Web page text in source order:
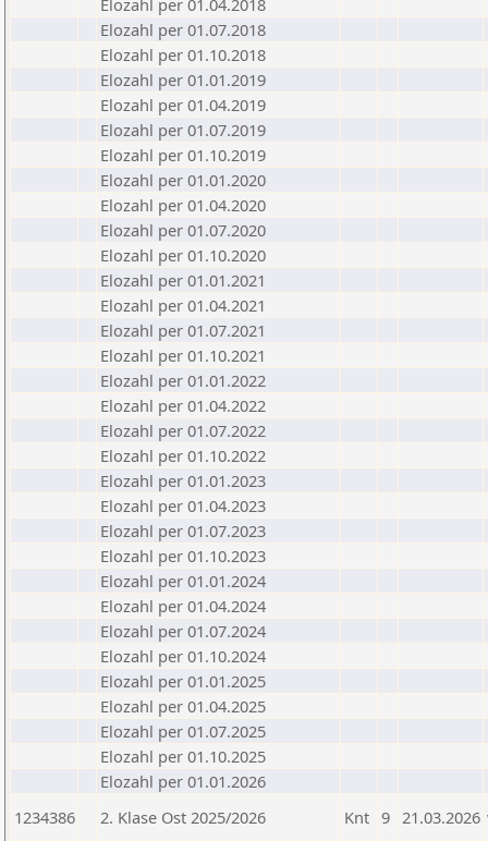
Elozahl per 01.04.2018
Elozahl per 01.07.2018
Elozahl per 01.10.2018
Elozahl per 01.01.2019
Elozahl per 01.04.2019
Elozahl per 01.07.2019
Elozahl per 01.10.2019
Elozahl per 01.01.2020
Elozahl per 01.04.2020
Elozahl per 01.07.2020
Elozahl per 01.10.2020
Elozahl per 01.01.2021
Elozahl per 01.04.2021
Elozahl per 01.07.2021
Elozahl per 01.10.2021
Elozahl per 01.01.2022
Elozahl per 01.04.2022
Elozahl per 01.07.2022
Elozahl per 01.10.2022
Elozahl per 01.01.2023
Elozahl per 01.04.2023
Elozahl per 01.07.2023
Elozahl per 01.10.2023
Elozahl per 01.01.2024
Elozahl per 01.04.2024
Elozahl per 01.07.2024
Elozahl per 01.10.2024
Elozahl per 01.01.2025
Elozahl per 01.04.2025
Elozahl per 01.07.2025
Elozahl per 01.10.2025
Elozahl per 01.01.2026
1234386
2. Klase Ost 2025/2026 Knt 9 21.03.2026